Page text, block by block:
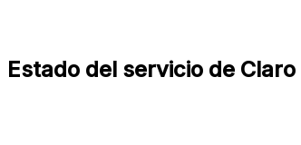
Estado del servicio de